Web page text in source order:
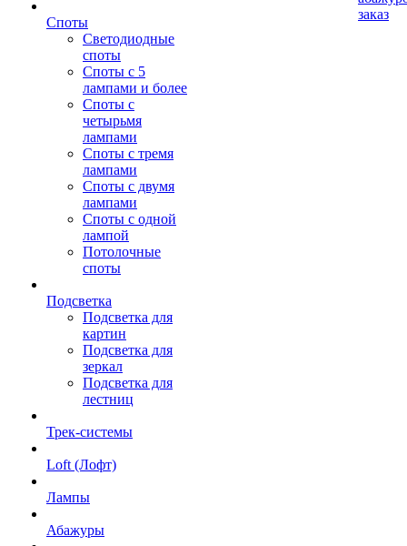
Споты
Светодиодные
споты
Споты с 5
лампами и более
Споты с
четырьмя
лампами
Споты с тремя
лампами
Споты с двумя
лампами
Споты с одной
лампой
Потолочные
споты
Подсветка
Подсветка для
картин
Подсветка для
зеркал
Подсветка для
лестниц
Трек-системы
Loft (Лофт)
Лампы
Абажуры
заказ